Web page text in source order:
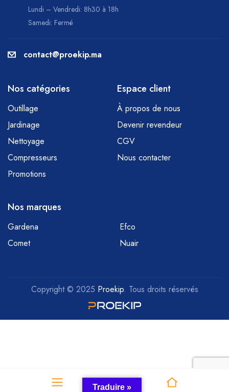
Lundi – Vendredi: 8h30 à 18h
Samedi: Fermé
contact@proekip.ma
Nos catégories
Outillage
Jardinage
Nettoyage
Compresseurs
Promotions
Espace client
À propos de nous
Devenir revendeur
CGV
Nous contacter
Nos marques
Gardena
Efco
Comet
Nuair
Copyright © 2025 Proekip. Tous droits réservés
Traduire »